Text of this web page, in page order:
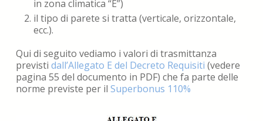
in zona climatica “E”)
il tipo di parete si tratta (verticale, orizzontale,
ecc.).
Qui di seguito vediamo i valori di trasmittanza
previsti dall’Allegato E del Decreto Requisiti (vedere
pagina 55 del documento in PDF) che fa parte delle
norme previste per il Superbonus 110%